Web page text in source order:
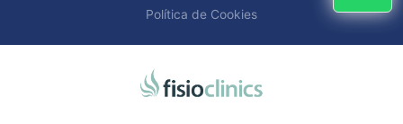
Política de Cookies